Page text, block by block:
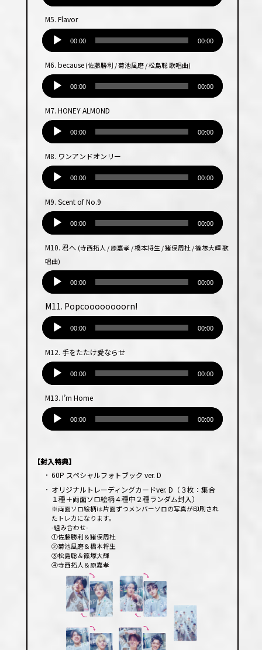
レー
ヤー
M5. Flavor
レー
ヤー
00:00 00:00
M6. because(佐藤勝利 / 菊池風磨 / 松島聡 歌唱曲)
レー
ヤー
00:00 00:00
M7. HONEY ALMOND
レー
ヤー
00:00 00:00
M8. ワンアンドオンリー
レー
ヤー
00:00 00:00
M9. Scent of No.9
レー
ヤー
00:00 00:00
M10. 君へ (寺西拓人 / 原嘉孝 / 橋本将生 / 猪俣周杜 / 篠塚大輝 歌
唱曲)
レー
ヤー
00:00 00:00
M11. Popcoooooooorn!
レー
ヤー
00:00 00:00
M12. 手をたたけ愛ならせ
レー
ヤー
00:00 00:00
M13. I’m Home
ヤー
00:00 00:00
【封入特典】
･ 60P スペシャルフォトブック ver. D
･ オリジナルトレーディングカードver. D（３枚：集合
１種＋両面ソロ絵柄４種中２種ランダム封入）
※両面ソロ絵柄は片面ずつメンバーソロの写真が印刷され
たトレカになります。
-組み合わせ-
①佐藤勝利＆猪俣周杜
②菊池風磨＆橋本将生
③松島聡＆篠塚大輝
④寺西拓人＆原嘉孝